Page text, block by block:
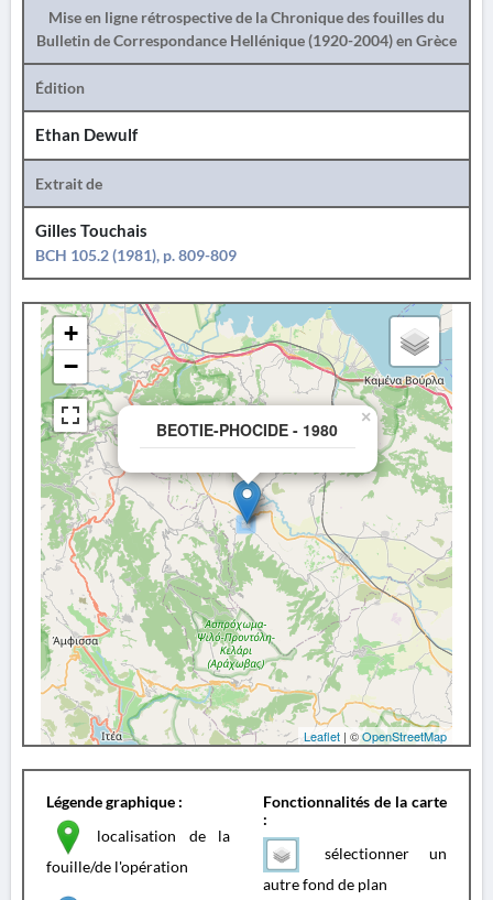
Mise en ligne rétrospective de la Chronique des fouilles du
Bulletin de Correspondance Hellénique (1920-2004) en Grèce
Édition
Ethan Dewulf
Extrait de
Gilles Touchais
BCH 105.2 (1981), p. 809-809
BEOTIE-PHOCIDE - 1980
×
+
−
Leaflet | ©OpenStreetMap
Légende graphique :
localisation de la
fouille/de l'opération
Fonctionnalités de la carte
:
sélectionner un
autre fond de plan